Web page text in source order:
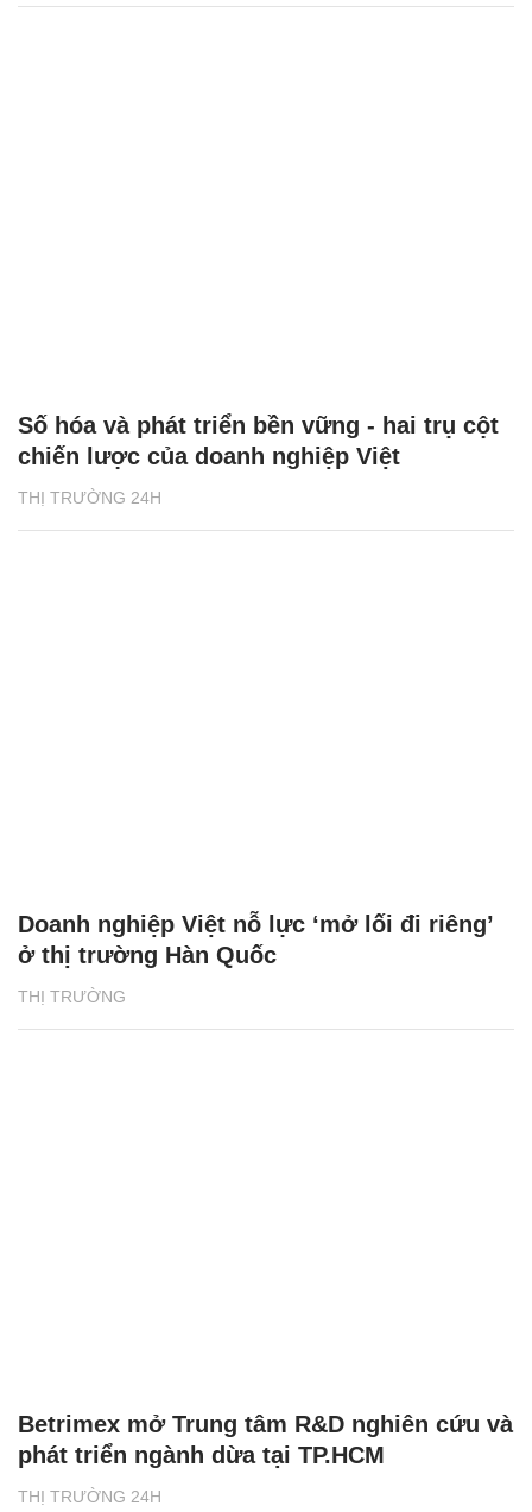
THỊ TRƯỜNG 24H
Số hóa và phát triển bền vững - hai trụ cột
chiến lược của doanh nghiệp Việt
THỊ TRƯỜNG
Doanh nghiệp Việt nỗ lực ‘mở lối đi riêng’
ở thị trường Hàn Quốc
THỊ TRƯỜNG 24H
Betrimex mở Trung tâm R&D nghiên cứu và
phát triển ngành dừa tại TP.HCM